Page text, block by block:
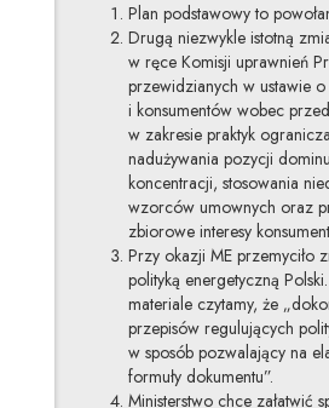
Plan podstawowy to
Drugą niezwykle istotną
w ręce Komisji uprawnień
przewidzianych w ustawie
i konsumentów wobec
w zakresie praktyk
nadużywania pozycji
koncentracji, stosowania
wzorców umownych oraz
zbiorowe interesy
Przy okazji ME przemyciło
polityką energetyczną
materiale czytamy, że
przepisów regulujących
w sposób pozwalający na
formuły dokumentu”.
Ministerstwo chce załatwić